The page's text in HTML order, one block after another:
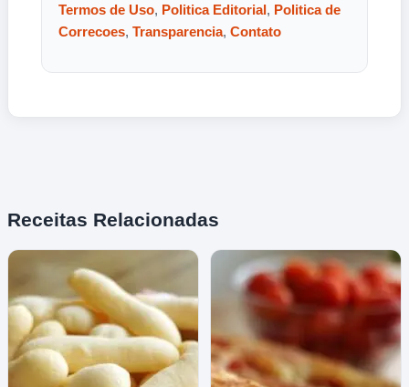
Termos de Uso, Politica Editorial, Politica de
Correcoes, Transparencia, Contato
Receitas Relacionadas